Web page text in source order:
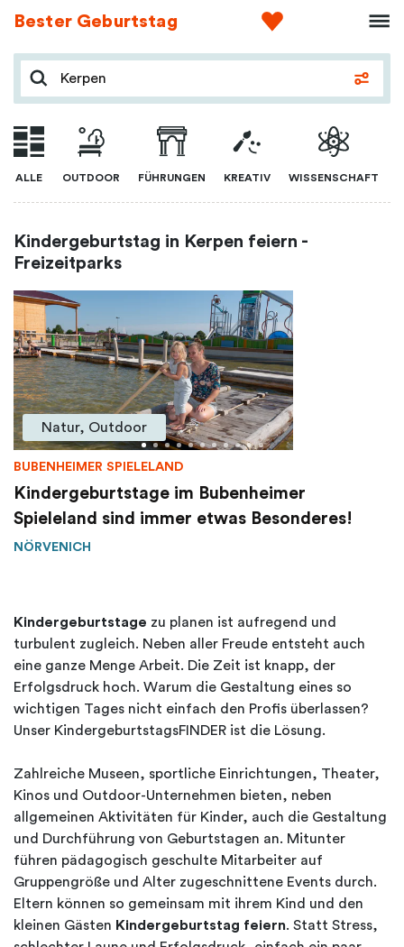
Bester Geburtstag
ALLE OUTDOOR FÜHRUNGEN KREATIV WISSENSCHAFT
Kindergeburtstag in Kerpen feiern -
Freizeitparks
Natur, Outdoor
BUBENHEIMER SPIELELAND
Kindergeburtstage im Bubenheimer
Spieleland sind immer etwas Besonderes!
NÖRVENICH
Kindergeburtstage zu planen ist aufregend und
turbulent zugleich. Neben aller Freude entsteht auch
eine ganze Menge Arbeit. Die Zeit ist knapp, der
Erfolgsdruck hoch. Warum die Gestaltung eines so
wichtigen Tages nicht einfach den Profis überlassen?
Unser KindergeburtstagsFINDER ist die Lösung.
Zahlreiche Museen, sportliche Einrichtungen, Theater,
Kinos und Outdoor-Unternehmen bieten, neben
allgemeinen Aktivitäten für Kinder, auch die Gestaltung
und Durchführung von Geburtstagen an. Mitunter
führen pädagogisch geschulte Mitarbeiter auf
Gruppengröße und Alter zugeschnittene Events durch.
Eltern können so gemeinsam mit ihrem Kind und den
kleinen Gästen Kindergeburtstag feiern. Statt Stress,